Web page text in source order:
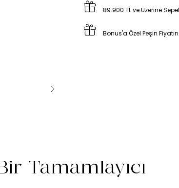
89.900 TL ve Üzerine
Bonus'a Özel Peşin
Tamamlayıcı